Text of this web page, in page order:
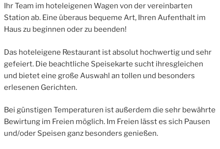
Ihr Team im hoteleigenen Wagen von der vereinbarten
Station ab. Eine überaus bequeme Art, Ihren Aufenthalt im
Haus zu beginnen oder zu beenden!
Das hoteleigene Restaurant ist absolut hochwertig und sehr
gefeiert. Die beachtliche Speisekarte sucht ihresgleichen
und bietet eine große Auswahl an tollen und besonders
erlesenen Gerichten.
Bei günstigen Temperaturen ist außerdem die sehr bewährte
Bewirtung im Freien möglich. Im Freien lässt es sich Pausen
und/oder Speisen ganz besonders genießen.